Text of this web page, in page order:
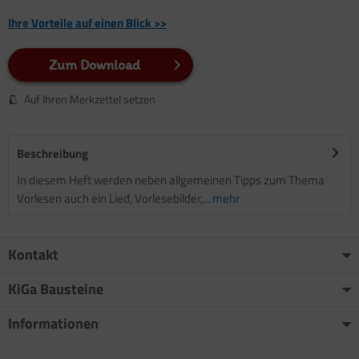
Ihre Vorteile auf einen Blick >>
Zum Download
Auf Ihren Merkzettel setzen
Beschreibung
In diesem Heft werden neben allgemeinen Tipps zum Thema
Vorlesen auch ein Lied, Vorlesebilder,... mehr
Kontakt
KiGa Bausteine
Informationen